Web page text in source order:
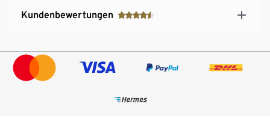
Kundenbewertungen